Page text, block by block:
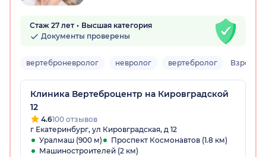
Стаж 27 лет
Высшая категория
Документы проверены
вертеброневролог невролог вертебролог
Клиника Вертеброцентр на Кировградской
12
4.6100 отзывов
г Екатеринбург, ул Кировградская, д 12
Уралмаш (900 м)
Проспект Космонавтов (1.8 км)
Машиностроителей (2 км)